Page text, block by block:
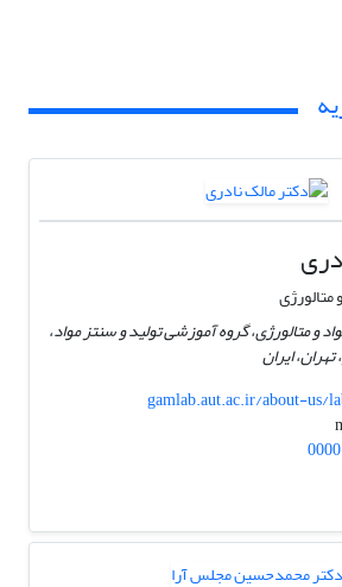
و متالورژی، گروه آموزشی تولید و سنتز مواد،
ایران
gamlab.aut.ac.ir/about-us/